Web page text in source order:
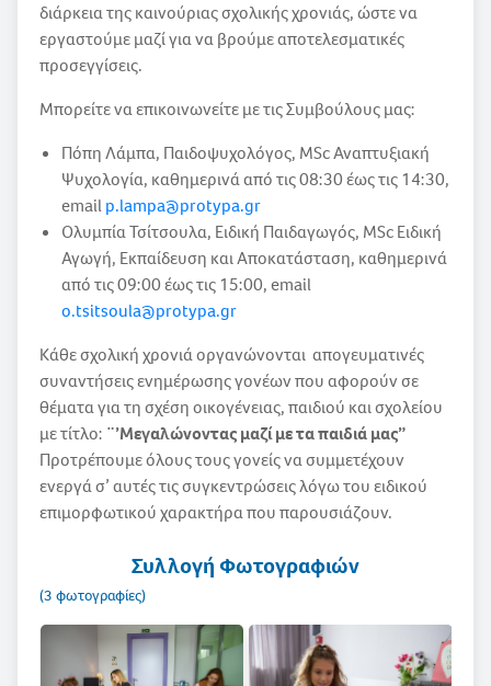
διάρκεια της καινούριας σχολικής χρονιάς, ώστε να
εργαστούμε μαζί για να βρούμε αποτελεσματικές
προσεγγίσεις.
Μπορείτε να επικοινωνείτε με τις Συμβούλους μας:
Πόπη Λάμπα, Παιδοψυχολόγος, MSc Αναπτυξιακή
Ψυχολογία, καθημερινά από τις 08:30 έως τις 14:30,
emailp.lampa@protypa.gr
Ολυμπία Τσίτσουλα, Ειδική Παιδαγωγός, ΜSc Ειδική
Αγωγή, Εκπαίδευση και Αποκατάσταση, καθημερινά
από τις 09:00 έως τις 15:00, email
o.tsitsoula@protypa.gr
Κάθε σχολική χρονιά οργανώνονται απογευματινές
συναντήσεις ενημέρωσης γονέων που αφορούν σε
θέματα για τη σχέση οικογένειας, παιδιού και σχολείου
με τίτλο: ¨’Μεγαλώνοντας μαζί με τα παιδιά μας”
Προτρέπουμε όλους τους γονείς να συμμετέχουν
ενεργά σ’ αυτές τις συγκεντρώσεις λόγω του ειδικού
επιμορφωτικού χαρακτήρα που παρουσιάζουν.
Συλλογή Φωτογραφιών
(3 φωτογραφίες)